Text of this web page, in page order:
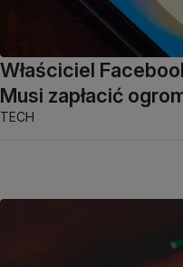
Właściciel
Musi zapłacić
TECH